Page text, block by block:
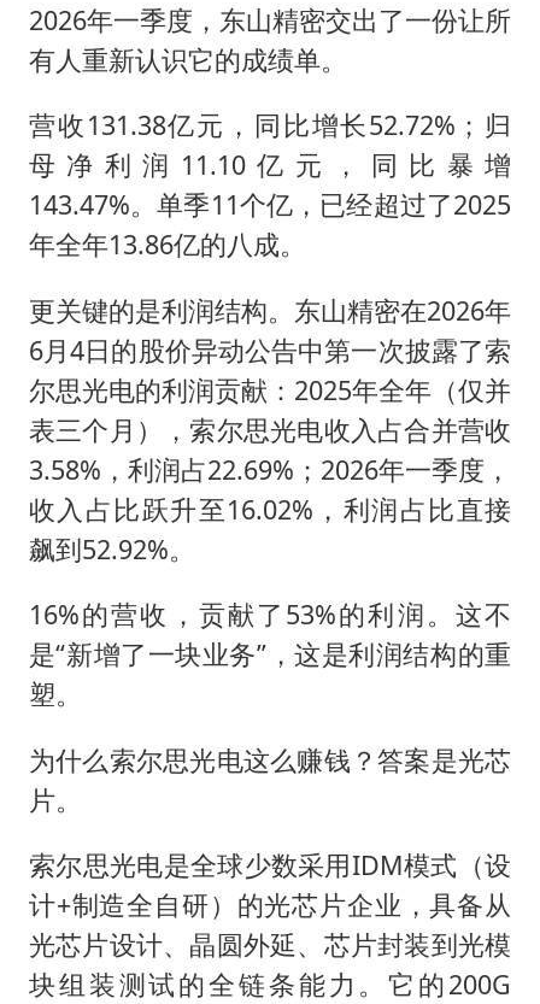
2026年一季度，东山精密交出了一份让所
有人重新认识它的成绩单。
营收131.38亿元，同比增长52.72%；归
母净利润11.10亿元，同比暴增
143.47%。单季11个亿，已经超过了2025
年全年13.86亿的八成。
更关键的是利润结构。东山精密在2026年
6月4日的股价异动公告中第一次披露了索
尔思光电的利润贡献：2025年全年（仅并
表三个月），索尔思光电收入占合并营收
3.58%，利润占22.69%；2026年一季度，
收入占比跃升至16.02%，利润占比直接
飙到52.92%。
16%的营收，贡献了53%的利润。这不
是“新增了一块业务”，这是利润结构的重
塑。
为什么索尔思光电这么赚钱？答案是光芯
片。
索尔思光电是全球少数采用IDM模式（设
计+制造全自研）的光芯片企业，具备从
光芯片设计、晶圆外延、芯片封装到光模
块组装测试的全链条能力。它的200G